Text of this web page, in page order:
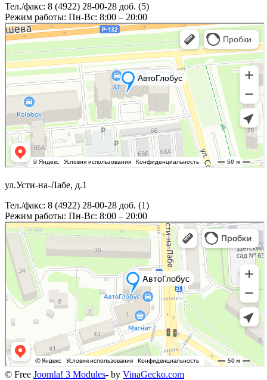
Тел./факс: 8 (4922) 28-00-28 доб. (5)
Режим работы: Пн-Вс: 8:00 – 20:00
ул.Усти-на-Лабе, д.1
Тел./факс: 8 (4922) 28-00-28 доб. (1)
Режим работы: Пн-Вс: 8:00 – 20:00
© Free Joomla! 3 Modules- by VinaGecko.com